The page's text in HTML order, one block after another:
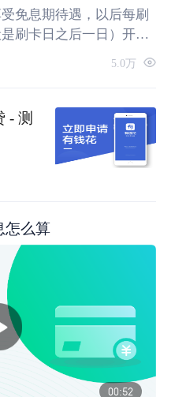
免息期待遇，以后每刷
刷卡日之后一日）开始
。如果最低还款额也还
5.0万
- 测
怎么算
00:52